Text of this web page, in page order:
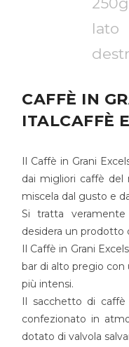
CAFFÈ IN
ITALCAFFÈ
Il Caffè in Grani
dai migliori caffè del
miscela dal gusto e
Si tratta
desidera un prodotto
Il Caffè in Grani
bar di alto pregio
più intensi.
Il sacchetto di
confezionato in
dotato di valvola